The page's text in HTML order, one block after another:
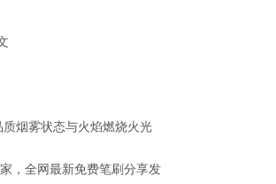
质烟雾状态与火焰燃烧火光
，全网最新免费笔刷分享发